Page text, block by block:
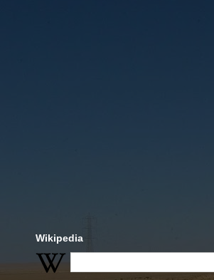
Wikipedia